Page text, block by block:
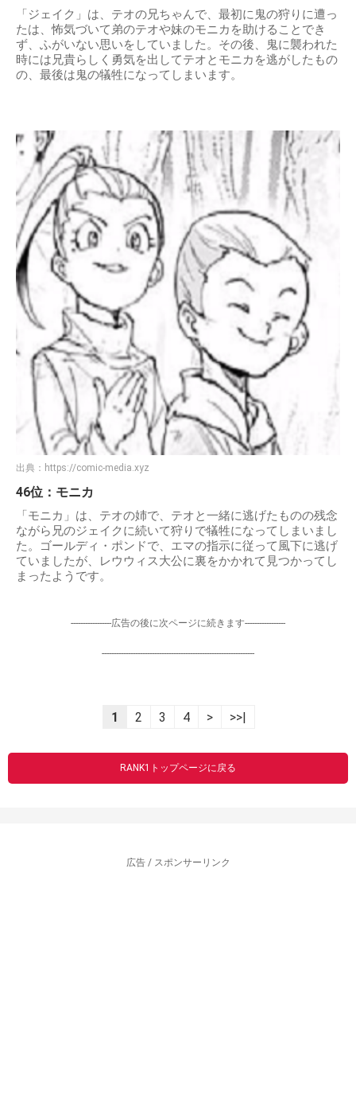
「ジェイク」は、テオの兄ちゃんで、最初に鬼の狩りに遭っ
たは、怖気づいて弟のテオや妹のモニカを助けることでき
ず、ふがいない思いをしていました。その後、鬼に襲われた
時には兄貴らしく勇気を出してテオとモニカを逃がしたもの
の、最後は鬼の犠牲になってしまいます。
出典： https://comic-media.xyz
46位：モニカ
「モニカ」は、テオの姉で、テオと一緒に逃げたものの残念
ながら兄のジェイクに続いて狩りで犠牲になってしまいまし
た。ゴールディ・ポンドで、エマの指示に従って風下に逃げ
ていましたが、レウウィス大公に裏をかかれて見つかってし
まったようです。
-----------------広告の後に次ページに続きます-----------------
----------------------------------------------------------------
1 2 3 4 > >>|
RANK1トップページに戻る
広告 / スポンサーリンク